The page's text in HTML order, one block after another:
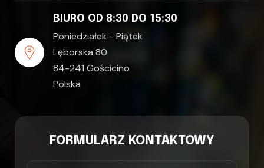
BIURO OD 8:30 DO 15:30
Poniedziałek - Piątek
Lęborska 80
84-241 Gościcino
Polska
FORMULARZ KONTAKTOWY